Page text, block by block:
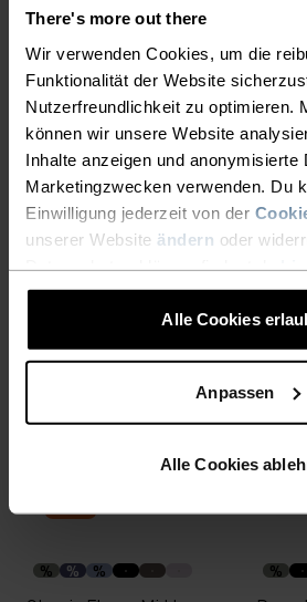
There's more out there
Wir verwenden Cookies, um die
Funktionalität der Website
Nutzerfreundlichkeit zu optimieren.
können wir unsere Website
Inhalte anzeigen und anonymisierte
Marketingzwecken verwenden. Du
Einwilligung jederzeit von der
unserer Website ändern oder
Alle Cookies
Anpassen
Alle Cookies
Full-Zip
55,95 €79,95 €
(12)
-40 %
Summer Sale
%
F-Dry Tank
26,95 €44,95 €
(42)
-30
%
F-Dry
34,95
-30 %
% % %
Grid Fleece Mid Layer Full-
Zip
-30
%
% % % %